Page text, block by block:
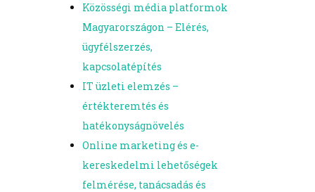
Közösségi média platformok
Magyarországon – Elérés,
ügyfélszerzés,
kapcsolatépítés
IT üzleti elemzés –
értékteremtés és
hatékonyságnövelés
Online marketing és e-
kereskedelmi lehetőségek
felmérése, tanácsadás és